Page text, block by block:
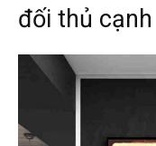
đối thủ